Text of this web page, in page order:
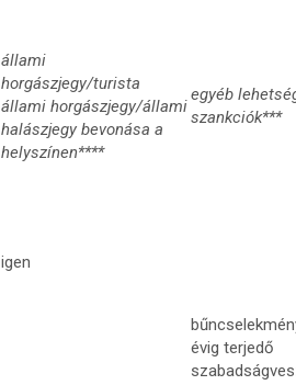
állami
horgászjegy/turista
állami horgászjegy/állami
halászjegy bevonása a
helyszínen****
egyéb
szankciók***
igen
évig terjedő